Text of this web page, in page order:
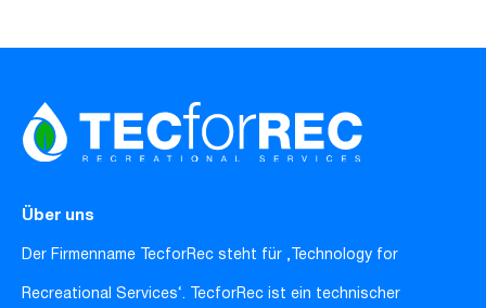
Über uns
Der Firmenname TecforRec steht für ‚Technology for
Recreational Services‘. TecforRec ist ein technischer